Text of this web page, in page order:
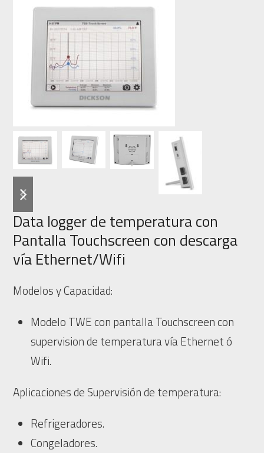
previous
slide
next
slide
Data logger de temperatura con
Pantalla Touchscreen con descarga
vía Ethernet/Wifi
Modelos y Capacidad:
Modelo TWE con pantalla Touchscreen con
supervision de temperatura vía Ethernet ó
Wifi.
Aplicaciones de Supervisión de temperatura:
Refrigeradores.
Congeladores.